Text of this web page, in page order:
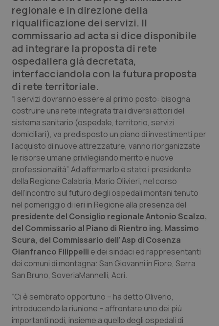
QS Pro
Professionisti Sanitari.AI
Abruzzo
Basilicata
Calabria
Campania
Emilia-Romagna
Friuli Venezia Giulia
Lazio
Liguria
Lombardia
Molise
QS Pro Gold
Artrite & artrosi
Asma & BPCO
Car-T
Colesterolo & coronaropatie
Dermatite Atopica
Diabete & glucometri
Disturbi dell’umore
Dolore
Epatiti
QS Club Newsletter
regionale e in direzione della
riqualificazione dei servizi. Il
commissario ad acta si dice disponibile
ad integrare la proposta di rete
ospedaliera già decretata,
interfacciandola con la futura proposta
di rete territoriale.
“I servizi dovranno essere al primo posto: bisogna
costruire una rete integrata tra i diversi attori del
sistema sanitario (ospedale, territorio, servizi
domiciliari), va predisposto un piano di investimenti per
l’acquisto di nuove attrezzature, vanno riorganizzate
le risorse umane privilegiando merito e nuove
professionalità”. Ad affermarlo è stato i presidente
della Regione Calabria, Mario Olivieri, nel corso
dell’incontro sul futuro degli ospedali montani tenuto
nel pomeriggio di ieri in Regione alla presenza del
presidente del Consiglio regionale Antonio Scalzo,
del Commissario al Piano di Rientro ing. Massimo
Scura, del Commissario dell’ Asp di Cosenza
Gianfranco Filippelli e dei sindaci ed rappresentanti
dei comuni di montagna: San Giovanni in Fiore, Serra
San Bruno, SoveriaMannelli, Acri.
“Ci è sembrato opportuno – ha detto Oliverio,
introducendo la riunione – affrontare uno dei più
importanti nodi, insieme a quello degli ospedali di